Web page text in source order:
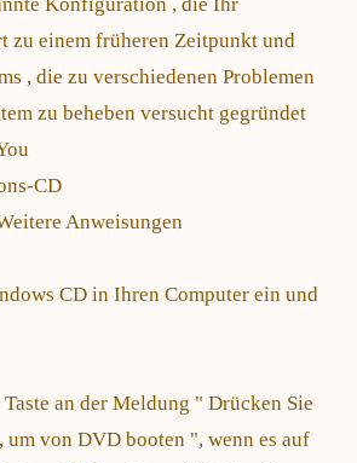
zu einem früheren Zeitpunkt und
, die zu verschiedenen Problemen
zu beheben versucht gegründet
CD
Anweisungen
CD in Ihren Computer ein und
an der Meldung " Drücken Sie
um von DVD booten ", wenn es auf